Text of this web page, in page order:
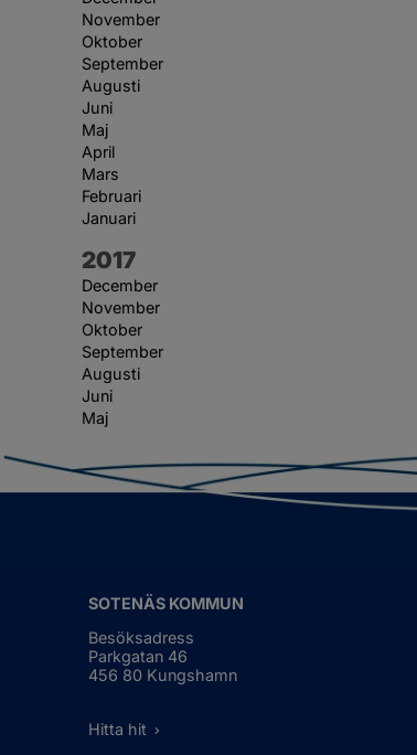
November
Oktober
September
Augusti
Juni
Maj
April
Mars
Februari
Januari
År:
2017
December
November
Oktober
September
Augusti
Juni
Maj
SOTENÄS KOMMUN
Besöksadress
Parkgatan 46
456 80 Kungshamn
Hitta hit